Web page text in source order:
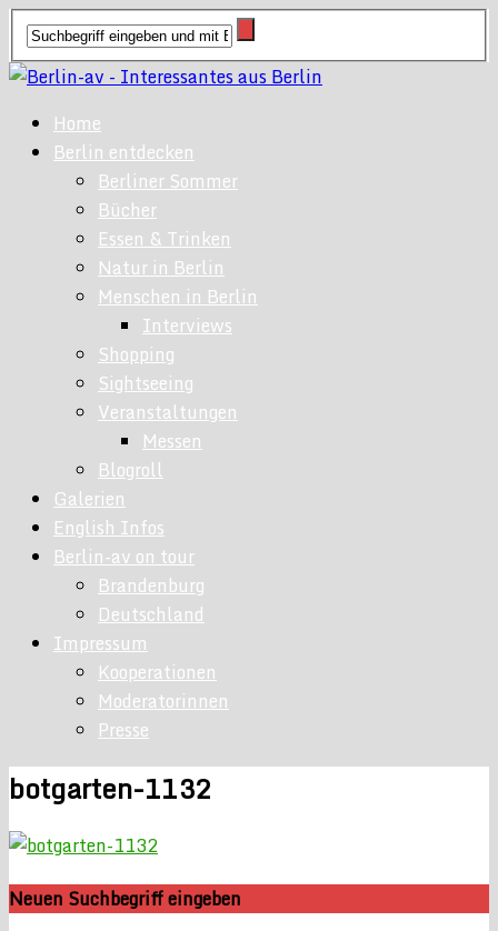
Home
Berlin entdecken
Berliner Sommer
Bücher
Essen & Trinken
Natur in Berlin
Menschen in Berlin
Interviews
Shopping
Sightseeing
Veranstaltungen
Messen
Blogroll
Galerien
English Infos
Berlin-av on tour
Brandenburg
Deutschland
Impressum
Kooperationen
Moderatorinnen
Presse
botgarten-1132
Neuen Suchbegriff eingeben